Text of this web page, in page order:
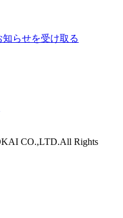
らせを受け取る
CO.,LTD.All Rights